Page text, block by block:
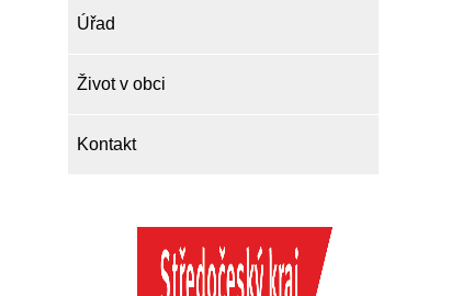
Úřad
Život v obci
Kontakt